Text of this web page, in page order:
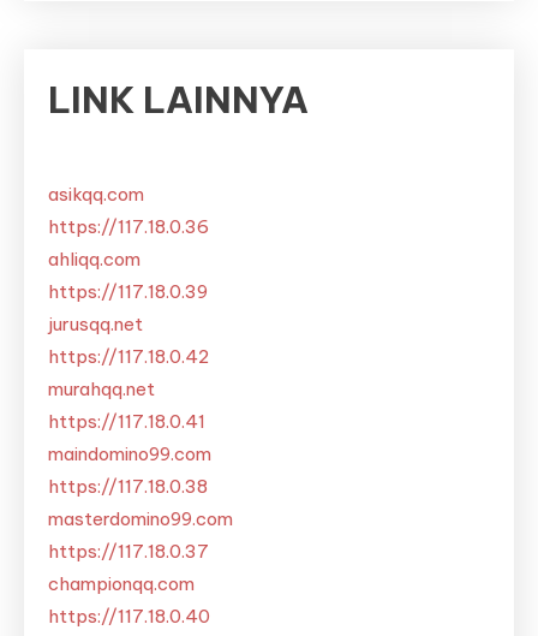
LINK LAINNYA
asikqq.com
https://117.18.0.36
ahliqq.com
https://117.18.0.39
jurusqq.net
https://117.18.0.42
murahqq.net
https://117.18.0.41
maindomino99.com
https://117.18.0.38
masterdomino99.com
https://117.18.0.37
championqq.com
https://117.18.0.40